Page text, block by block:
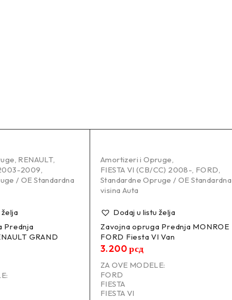
, RENAULT,
2009,
/ OE Standardna
Prednja
GRAND
Amortizeri i Opruge,
FIESTA VI (CB/CC) 2008-, FORD,
Standardne Opruge / OE Standardna
visina Auta
Dodaj u listu želja
Zavojna opruga Prednja MONROE
FORD Fiesta VI Van
3.200рсд
ZA OVE MODELE:
FORD
FIESTA
FIESTA VI